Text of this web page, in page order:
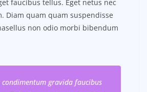
faucibus tellus. Eget netus nec
Diam quam quam suspendisse
non odio morbi bibendum
condimentum gravida faucibus